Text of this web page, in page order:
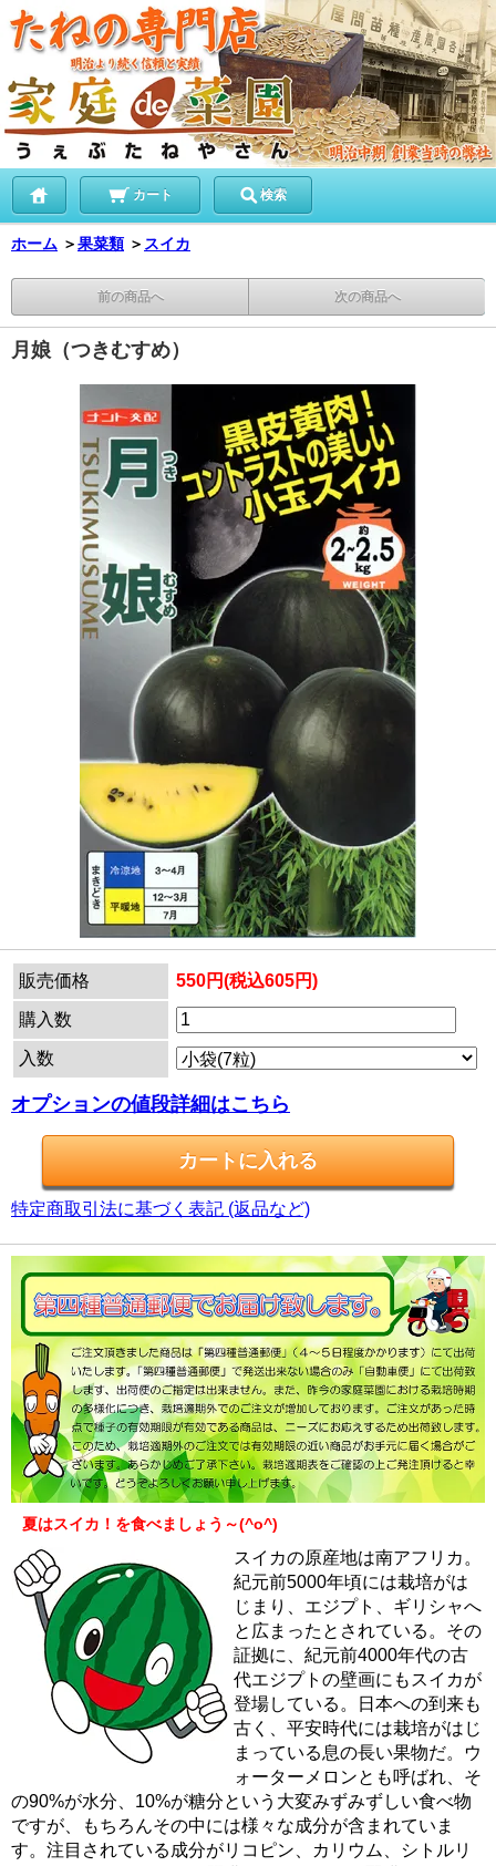
カート 検索
ホーム ＞果菜類 ＞ スイカ
前の商品へ 次の商品へ
月娘（つきむすめ）
販売価格 550円(税込605円)
購入数
入数
オプションの値段詳細はこちら
特定商取引法に基づく表記 (返品など)
夏はスイカ！を食べましょう～(^o^)
スイカの原産地は南アフリカ。
紀元前5000年頃には栽培がは
じまり、エジプト、ギリシャへ
と広まったとされている。その
証拠に、紀元前4000年代の古
代エジプトの壁画にもスイカが
登場している。日本への到来も
古く、平安時代には栽培がはじ
まっている息の長い果物だ。ウ
ォーターメロンとも呼ばれ、そ
の90%が水分、10%が糖分という大変みずみずしい食べ物
ですが、もちろんその中には様々な成分が含まれていま
す。注目されている成分がリコピン、カリウム、シトルリ